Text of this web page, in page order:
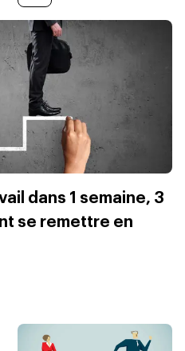
dans 1 semaine, 3
se remettre en